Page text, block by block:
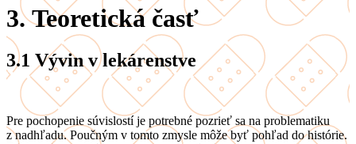
3. Teoretická časť
3.1 Vývin v lekárenstve
Pre pochopenie súvislostí je potrebné pozrieť sa na problematiku
z nadhľadu. Poučným v tomto zmysle môže byť pohľad do histórie.